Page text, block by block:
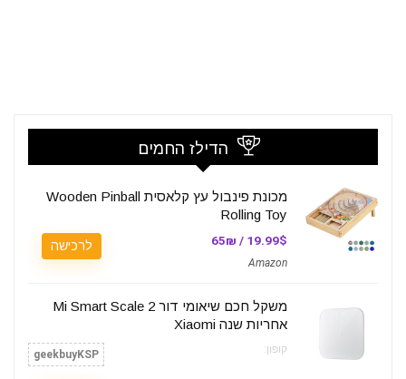
הדילז החמים
מכונת פינבול עץ קלאסית Wooden Pinball
Rolling Toy
19.99$ / 65₪
Amazon
לרכישה
משקל חכם שיאומי דור Mi Smart Scale 2
אחריות שנה Xiaomi
קופון: geekbuyKSP